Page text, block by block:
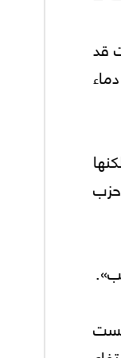
قد